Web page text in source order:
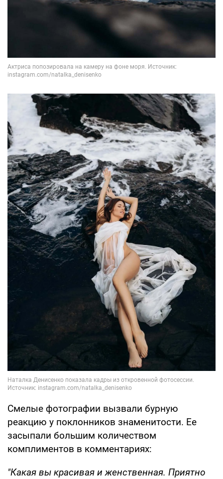
Смелые фотографии вызвали бурную
реакцию у поклонников знаменитости. Ее
засыпали большим количеством
комплиментов в комментариях:
"Какая вы красивая и женственная. Приятно